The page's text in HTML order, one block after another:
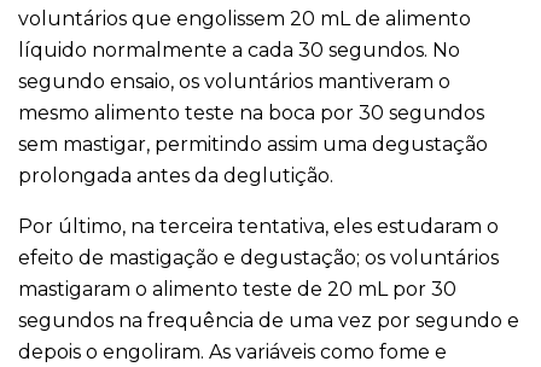
voluntários que engolissem 20 mL de alimento
líquido normalmente a cada 30 segundos. No
segundo ensaio, os voluntários mantiveram o
mesmo alimento teste na boca por 30 segundos
sem mastigar, permitindo assim uma degustação
prolongada antes da deglutição.
Por último, na terceira tentativa, eles estudaram o
efeito de mastigação e degustação; os voluntários
mastigaram o alimento teste de 20 mL por 30
segundos na frequência de uma vez por segundo e
depois o engoliram. As variáveis ​​como fome e